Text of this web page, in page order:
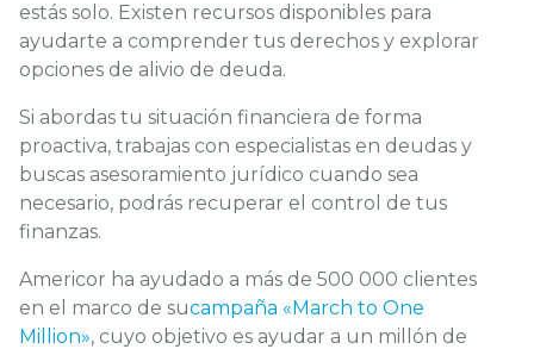
estás solo. Existen recursos disponibles para
ayudarte a comprender tus derechos y explorar
opciones de alivio de deuda.
Si abordas tu situación financiera de forma
proactiva, trabajas con especialistas en deudas y
buscas asesoramiento jurídico cuando sea
necesario, podrás recuperar el control de tus
finanzas.
Americor ha ayudado a más de 500 000 clientes
en el marco de sucampaña «March to One
Million», cuyo objetivo es ayudar a un millón de